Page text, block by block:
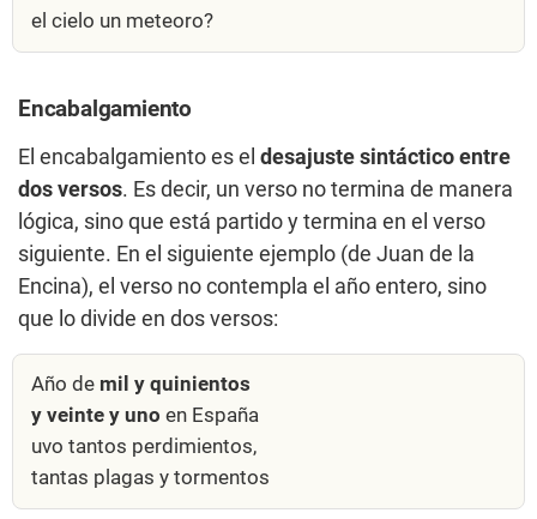
el cielo un meteoro?
Encabalgamiento
El encabalgamiento es el desajuste sintáctico entre
dos versos. Es decir, un verso no termina de manera
lógica, sino que está partido y termina en el verso
siguiente. En el siguiente ejemplo (de Juan de la
Encina), el verso no contempla el año entero, sino
que lo divide en dos versos:
Año de mil y quinientos
y veinte y uno en España
uvo tantos perdimientos,
tantas plagas y tormentos